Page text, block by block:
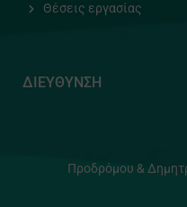
Θέσεις εργασίας
ΔΙΕΥΘΥΝΣΗ
Προδρόμου &